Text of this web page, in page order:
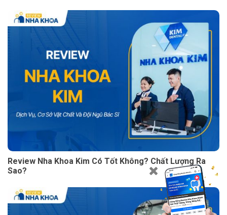
Review Nha Khoa Kim Có Tốt Không? Chất Lượng Ra
Sao?